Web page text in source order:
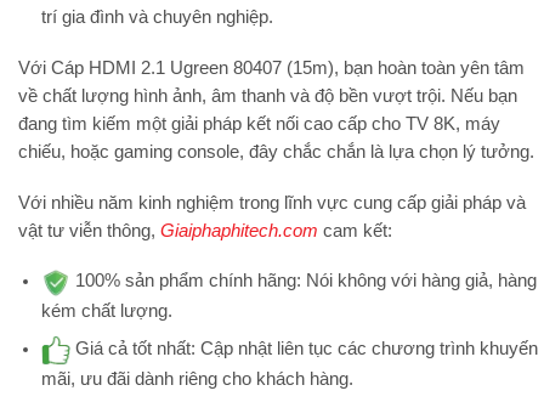
trí gia đình và chuyên nghiệp.
Với Cáp HDMI 2.1 Ugreen 80407 (15m), bạn hoàn toàn yên tâm
về chất lượng hình ảnh, âm thanh và độ bền vượt trội. Nếu bạn
đang tìm kiếm một giải pháp kết nối cao cấp cho TV 8K, máy
chiếu, hoặc gaming console, đây chắc chắn là lựa chọn lý tưởng.
Với nhiều năm kinh nghiệm trong lĩnh vực cung cấp giải pháp và
vật tư viễn thông, Giaiphaphitech.com cam kết:
100% sản phẩm chính hãng: Nói không với hàng giả, hàng
kém chất lượng.
Giá cả tốt nhất: Cập nhật liên tục các chương trình khuyến
mãi, ưu đãi dành riêng cho khách hàng.